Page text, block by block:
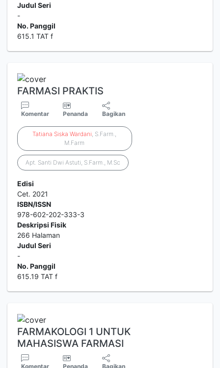
Judul Seri
-
No. Panggil
615.1 TAT f
FARMASI PRAKTIS
Komentar Penanda Bagikan
Tatiana Siska Wardani, S.Farm.,
M.Farm
Apt. Santi Dwi Astuti, S.Farm., M.Sc
Edisi
Cet. 2021
ISBN/ISSN
978-602-202-333-3
Deskripsi Fisik
266 Halaman
Judul Seri
-
No. Panggil
615.19 TAT f
FARMAKOLOGI 1 UNTUK
MAHASISWA FARMASI
Komentar Penanda Bagikan